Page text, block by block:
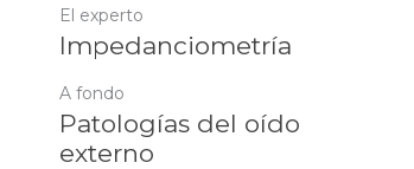
El experto
Impedanciometría
A fondo
Patologías del oído
externo